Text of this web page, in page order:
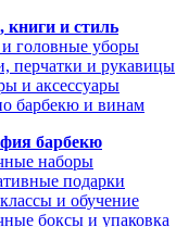
книги и стиль
головные уборы
перчатки и рукавицы
и аксессуары
барбекю и винам
барбекю
наборы
подарки
и обучение
боксы и упаковка